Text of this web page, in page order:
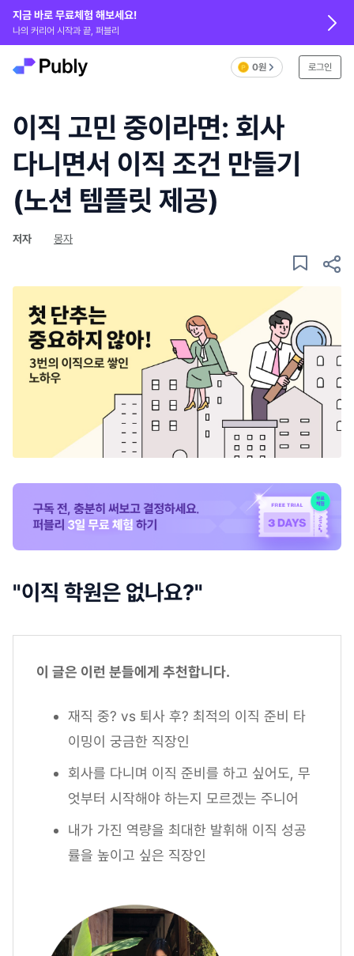
지금 바로 무료체험 해보세요!
나의 커리어 시작과 끝, 퍼블리
0원 로그인
이직 고민 중이라면: 회사
다니면서 이직 조건 만들기
(노션 템플릿 제공)
저자 몽자
"이직 학원은 없나요?"
이 글은 이런 분들에게 추천합니다.
재직 중? vs 퇴사 후? 최적의 이직 준비 타
이밍이 궁금한 직장인
회사를 다니며 이직 준비를 하고 싶어도, 무
엇부터 시작해야 하는지 모르겠는 주니어
내가 가진 역량을 최대한 발휘해 이직 성공
률을 높이고 싶은 직장인